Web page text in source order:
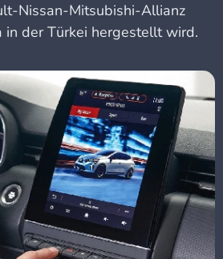
Nissan-Mitsubishi-Allianz
in der Türkei hergestellt wird.